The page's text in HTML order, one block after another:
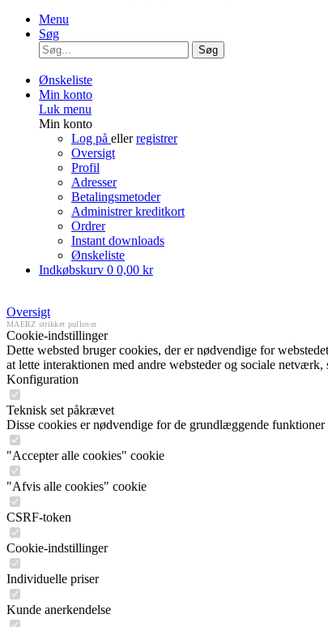
Menu
Søg
Søg
Ønskeliste
Min konto
Luk menu
Min konto
Log på ellerregistrer
Oversigt
Profil
Adresser
Betalingsmetoder
Administrer kreditkort
Ordrer
Instant downloads
Ønskeliste
Indkøbskurv 0 0,00 kr
Oversigt
MAERZ strikket pullover
Cookie-indstillinger
Dette websted bruger cookies, der er nødvendige for
at lette interaktionen med andre websteder og sociale
Konfiguration
Teknisk set påkrævet
Disse cookies er nødvendige for de grundlæggende funktioner
"Accepter alle cookies" cookie
"Afvis alle cookies" cookie
CSRF-token
Cookie-indstillinger
Individuelle priser
Kunde anerkendelse